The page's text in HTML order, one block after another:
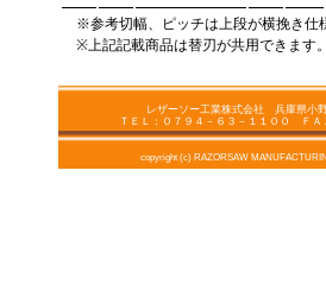
※参考切幅、ピッチは上段が横挽き仕
※上記記載商品は替刃が共用できます。
レザーソー工業株式会社 兵庫県小
ＴＥＬ：０７９４－６３－１１００ ＦＡ
copyright (c) RAZORSAW